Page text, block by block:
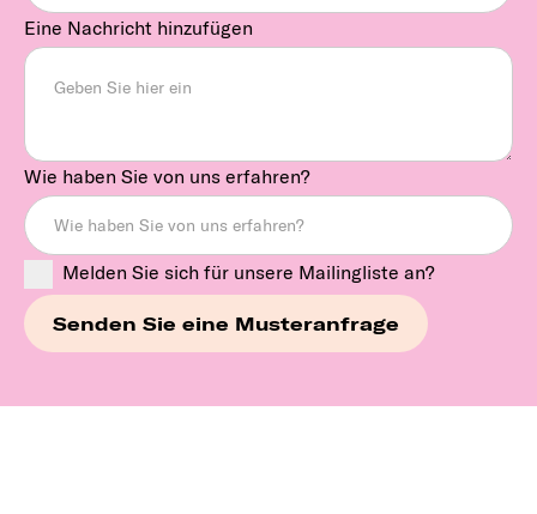
Eine Nachricht hinzufügen
Wie haben Sie von uns erfahren?
Melden Sie sich für unsere Mailingliste an?